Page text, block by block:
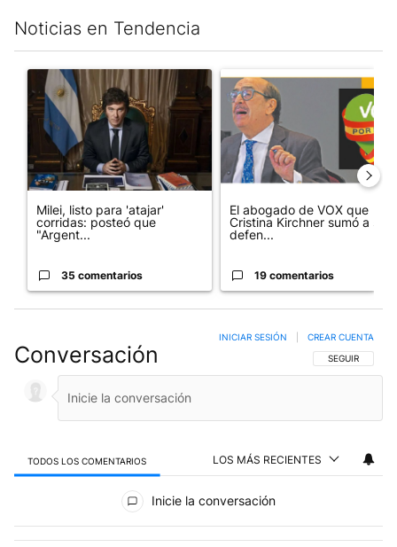
Noticias en Tendencia
Este listado muestra los artículos con más comentarios en los
Un artículo de tendencia con el título "Milei, listo para 'atajar'
Milei, listo para 'atajar'
corridas: posteó que
"Argent...
35 comentarios
Un artículo de tendencia con
El abogado de VOX que
Cristina Kirchner sumó a su
defen...
19 comentarios
Conversación SIGA ESTA
SEGUIR
INICIAR SESIÓN CREAR CUENTA
TODOS LOS COMENTARIOS LOS MÁS RECIENTES
Inicie la conversación